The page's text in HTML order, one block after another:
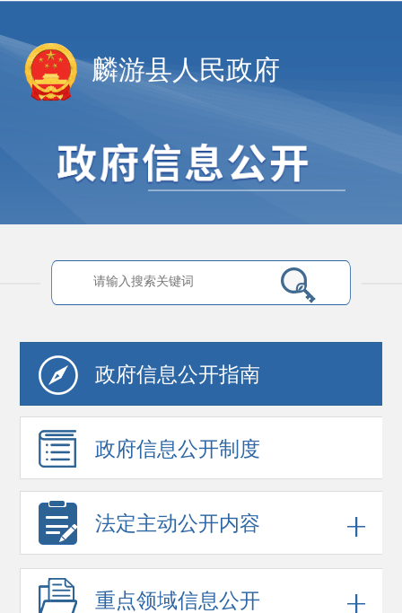
麟游县人民政府
政府信息公开指南
政府信息公开制度
法定主动公开内容
重点领域信息公开